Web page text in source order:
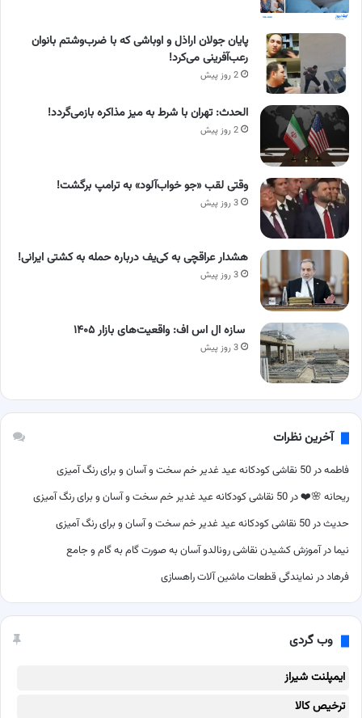
پایان جولان اراذل و اوباشی که با ضرب‌وشتم بانوان
رعب‌آفرینی می‌کرد!
2 روز پیش
الحدث: تهران با شرط به میز مذاکره بازمی‌گردد!
2 روز پیش
وقتی لقب «جو خواب‌آلود» به ترامپ برگشت!
3 روز پیش
هشدار عراقچی به کی‌یف درباره حمله به کشتی ایرانی!
3 روز پیش
سازه ال اس اف: واقعیت‌های بازار ۱۴۰۵
3 روز پیش
آخرین نظرات
فاطمهدر50 نقاشی کودکانه عید غدیر خم سخت و آسان و برای رنگ آمیزی
ریحانه 🌸❤️در50 نقاشی کودکانه عید غدیر خم سخت و آسان و برای رنگ آمیزی
حدیثدر50 نقاشی کودکانه عید غدیر خم سخت و آسان و برای رنگ آمیزی
نیما درآموزش کشیدن نقاشی رونالدو آسان به صورت گام به گام و جامع
فرهاددر نمایندگی قطعات ماشین آلات راهسازی
وب گردی
ایمپلنت شیراز
ترخیص کالا